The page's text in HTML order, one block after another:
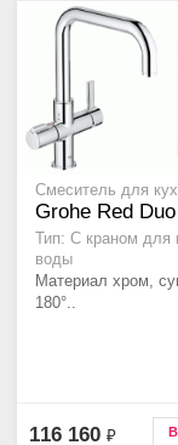
Смеситель для
Grohe Red Duo
Тип: С краном для
воды
Материал хром,
180°..
116 160 ₽